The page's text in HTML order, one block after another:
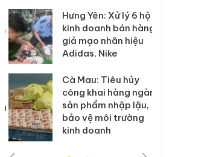
Hưng Yên: Xử lý 6 hộ
kinh doanh bán hàng
giả mạo nhãn hiệu
Adidas, Nike
Cà Mau: Tiêu hủy
công khai hàng ngàn
sản phẩm nhập lậu,
bảo vệ môi trường
kinh doanh